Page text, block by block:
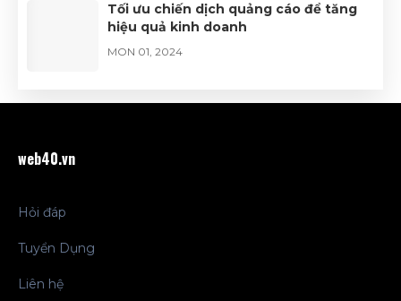
Tối ưu chiến dịch quảng cáo để tăng
hiệu quả kinh doanh
MON 01, 2024
web40.vn
Hỏi đáp
Tuyển Dụng
Liên hệ